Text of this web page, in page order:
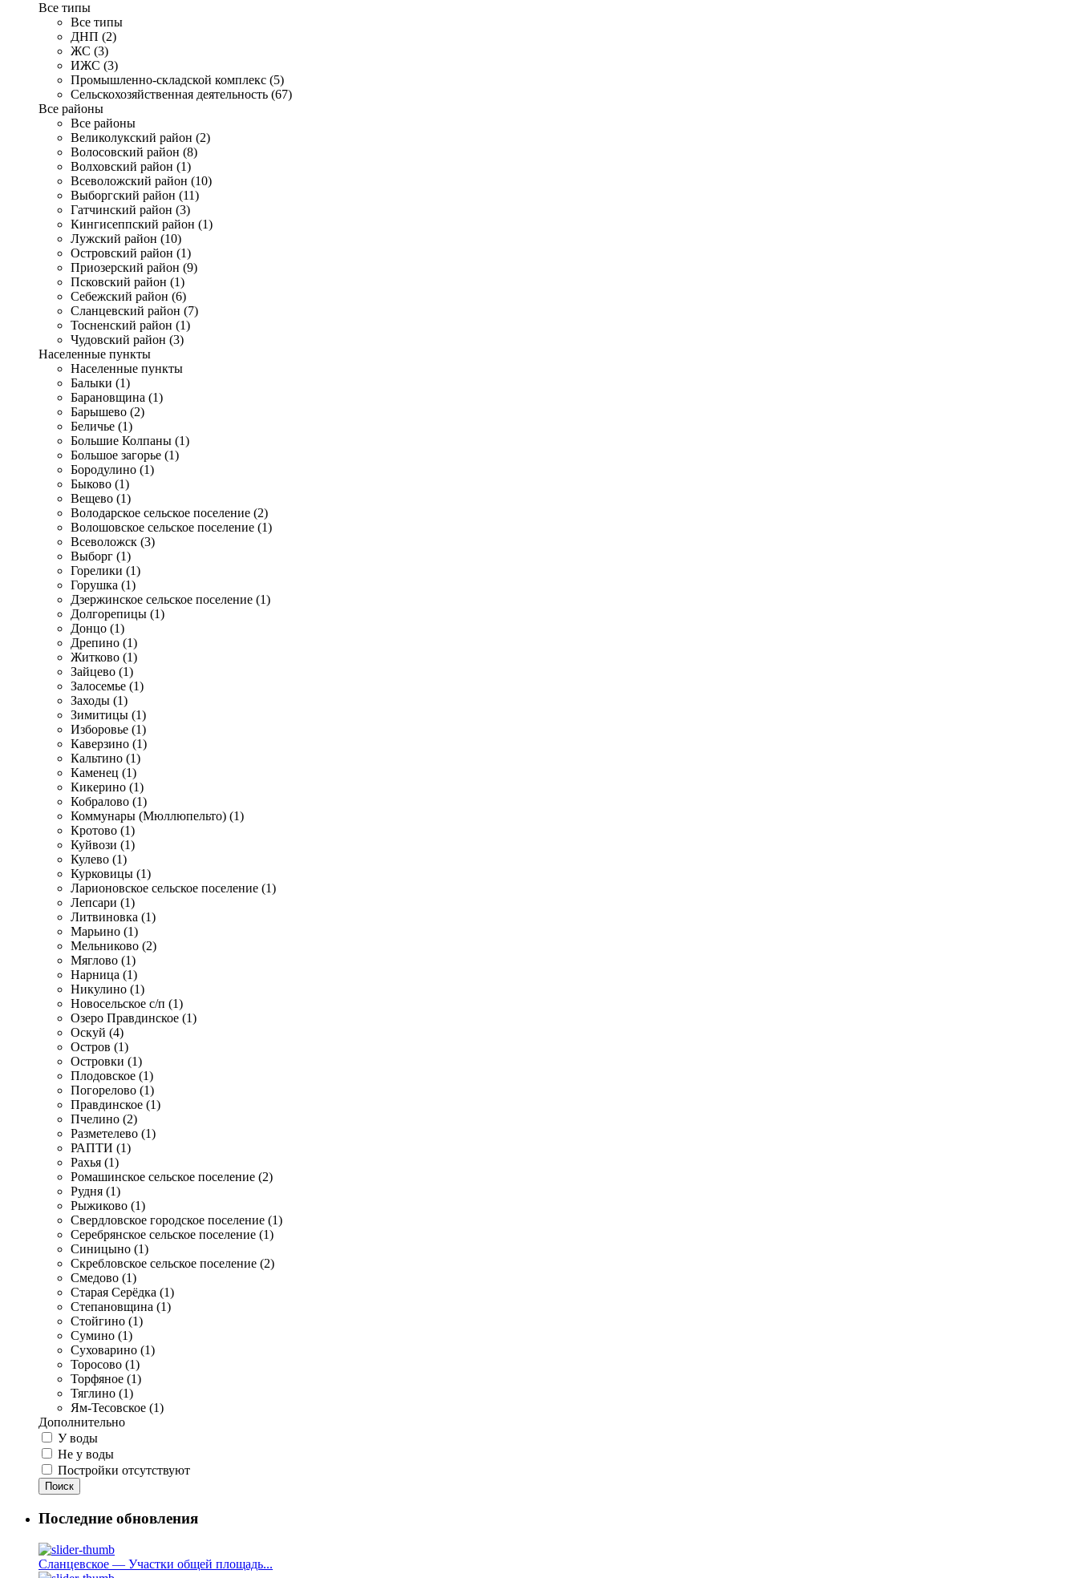
Все типы
Все типы
ДНП (2)
ЖС (3)
ИЖС (3)
Промышленно-складской комплекс (5)
Сельскохозяйственная деятельность (67)
Все районы
Все районы
Великолукский район (2)
Волосовский район (8)
Волховский район (1)
Всеволожский район (10)
Выборгский район (11)
Гатчинский район (3)
Кингисеппский район (1)
Лужский район (10)
Островский район (1)
Приозерский район (9)
Псковский район (1)
Себежский район (6)
Сланцевский район (7)
Тосненский район (1)
Чудовский район (3)
Населенные пункты
Населенные пункты
Балыки (1)
Барановщина (1)
Барышево (2)
Беличье (1)
Большие Колпаны (1)
Большое загорье (1)
Бородулино (1)
Быково (1)
Вещево (1)
Володарское сельское поселение (2)
Волошовское сельское поселение (1)
Всеволожск (3)
Выборг (1)
Горелики (1)
Горушка (1)
Дзержинское сельское поселение (1)
Долгорепицы (1)
Донцо (1)
Дрепино (1)
Житково (1)
Зайцево (1)
Залосемье (1)
Заходы (1)
Зимитицы (1)
Изборовье (1)
Каверзино (1)
Кальтино (1)
Каменец (1)
Кикерино (1)
Кобралово (1)
Коммунары (Мюллюпельто) (1)
Кротово (1)
Куйвози (1)
Кулево (1)
Курковицы (1)
Ларионовское сельское поселение (1)
Лепсари (1)
Литвиновка (1)
Марьино (1)
Мельниково (2)
Мяглово (1)
Нарница (1)
Никулино (1)
Новосельское с/п (1)
Озеро Правдинское (1)
Оскуй (4)
Остров (1)
Островки (1)
Плодовское (1)
Погорелово (1)
Правдинское (1)
Пчелино (2)
Разметелево (1)
РАПТИ (1)
Рахья (1)
Ромашинское сельское поселение (2)
Рудня (1)
Рыжиково (1)
Свердловское городское поселение (1)
Серебрянское сельское поселение (1)
Синицыно (1)
Скребловское сельское поселение (2)
Смедово (1)
Старая Серёдка (1)
Степановщина (1)
Стойгино (1)
Сумино (1)
Суховарино (1)
Торосово (1)
Торфяное (1)
Тяглино (1)
Ям-Тесовское (1)
Дополнительно
У воды
Не у воды
Постройки отсутствуют
Поиск
Последние обновления
Сланцевское — Участки общей площадь...